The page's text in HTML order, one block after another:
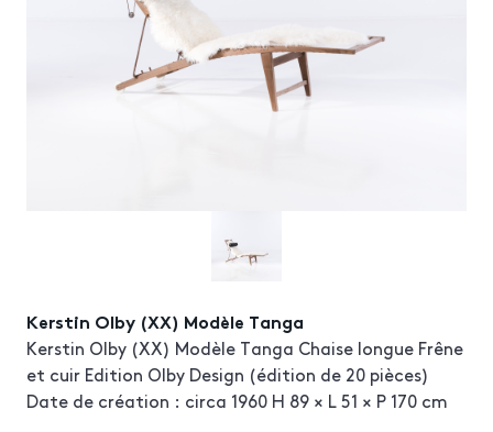
Kerstin Olby (XX) Modèle Tanga
Kerstin Olby (XX) Modèle Tanga Chaise longue Frêne
et cuir Edition Olby Design (édition de 20 pièces)
Date de création : circa 1960 H 89 × L 51 × P 170 cm